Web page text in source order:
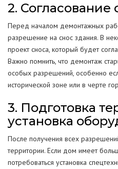
2. Согласование
Перед началом демонтажных
разрешение на снос здания. В
проект сноса, который будет
Важно помнить, что демонтаж
особых разрешений, особенно
исторической зоне или в черте
3. Подготовка
установка
После получения всех
территории. Если дом имеет
потребоваться установка